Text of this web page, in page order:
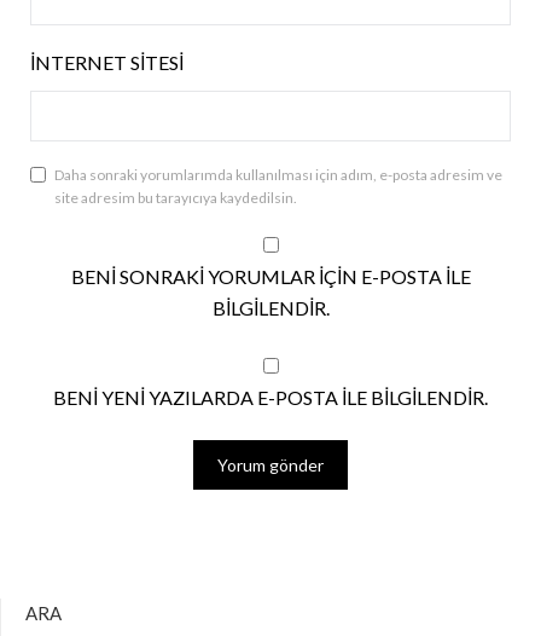
İNTERNET SITESI
Daha sonraki yorumlarımda kullanılması için adım, e-posta adresim ve
site adresim bu tarayıcıya kaydedilsin.
BENI SONRAKI YORUMLAR IÇIN E-POSTA ILE
BILGILENDIR.
BENI YENI YAZILARDA E-POSTA ILE BILGILENDIR.
ARA